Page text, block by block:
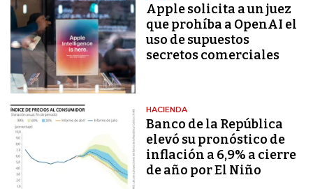
Apple solicita a un juez
que prohíba a OpenAI el
uso de supuestos
secretos comerciales
HACIENDA
Banco de la República
elevó su pronóstico de
inflación a 6,9% a cierre
de año por El Niño